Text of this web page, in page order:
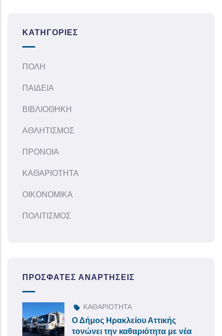
ΚΑΤΗΓΟΡΊΕΣ
ΠΟΛΗ
ΠΑΙΔΕΙΑ
ΒΙΒΛΙΟΘΗΚΗ
ΑΘΛΗΤΙΣΜΟΣ
ΠΡΟΝΟΙΑ
ΚΑΘΑΡΙΟΤΗΤΑ
ΟΙΚΟΝΟΜΙΚΑ
ΠΟΛΙΤΙΣΜΟΣ
ΠΡΌΣΦΑΤΕΣ ΑΝΑΡΤΉΣΕΙΣ
ΚΑΘΑΡΙΟΤΗΤΑ
Ο Δήμος Ηρακλείου Αττικής
τονώνει την καθαριότητα με νέα